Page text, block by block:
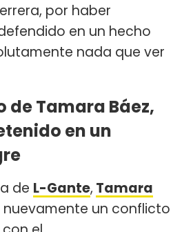
por haber
en un hecho
nada que ver
de Tamara Báez,
en un
de L-Gante, Tamara
nuevamente un conflicto